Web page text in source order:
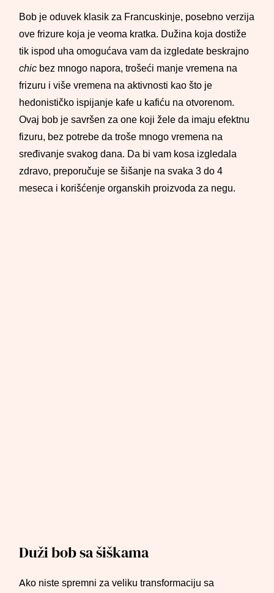
Bob je oduvek klasik za Francuskinje, posebno verzija
ove frizure koja je veoma kratka. Dužina koja dostiže
tik ispod uha omogućava vam da izgledate beskrajno
chic bez mnogo napora, trošeći manje vremena na
frizuru i više vremena na aktivnosti kao što je
hedonističko ispijanje kafe u kafiću na otvorenom.
Ovaj bob je savršen za one koji žele da imaju efektnu
fizuru, bez potrebe da troše mnogo vremena na
sređivanje svakog dana. Da bi vam kosa izgledala
zdravo, preporučuje se šišanje na svaka 3 do 4
meseca i korišćenje organskih proizvoda za negu.
Duži bob sa šiškama
Ako niste spremni za veliku transformaciju sa